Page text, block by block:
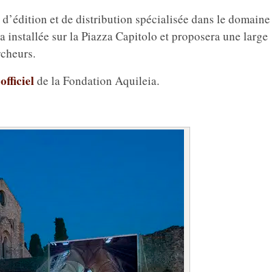
d’édition et de distribution spécialisée dans le domaine
sur la Piazza Capitolo et proposera une large
de la Fondation Aquileia.